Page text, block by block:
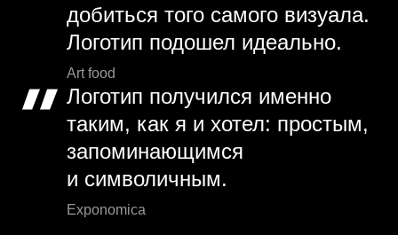
добиться того самого визуала.
Логотип подошел идеально.
Art food
Логотип получился именно
таким, как я и хотел: простым,
запоминающимся
и символичным.
Exponomica